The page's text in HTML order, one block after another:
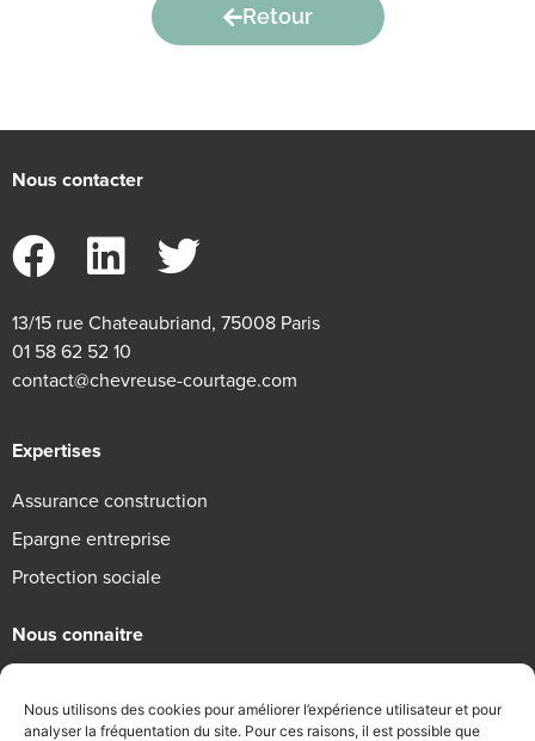
Nous utilisons des cookies pour améliorer l’expérience utilisateur et pour
analyser la fréquentation du site. Pour ces raisons, il est possible que
Retour
Nous contacter
13/15 rue Chateaubriand, 75008 Paris
01 58 62 52 10
contact@chevreuse-courtage.com
Expertises
Assurance construction
Epargne entreprise
Protection sociale
Nous connaitre
Engagements RSE